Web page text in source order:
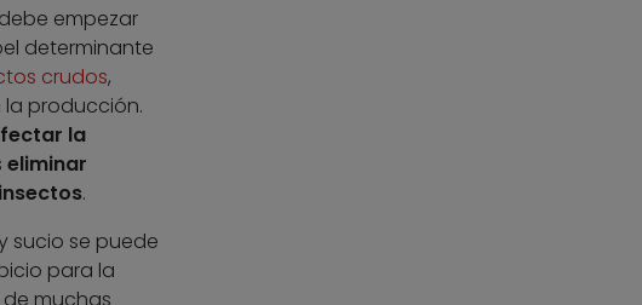
empezar
determinante
crudos,
producción.
la
eliminar
.
sucio se puede
para la